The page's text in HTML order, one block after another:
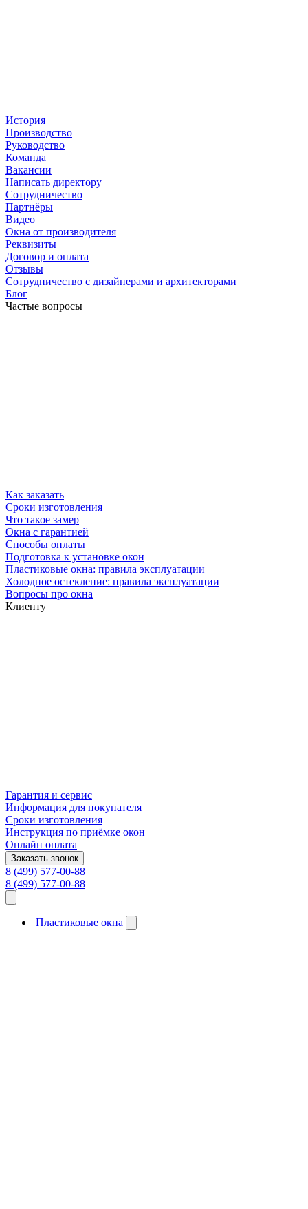
История
Производство
Руководство
Команда
Вакансии
Написать директору
Сотрудничество
Партнёры
Видео
Окна от производителя
Реквизиты
Договор и оплата
Отзывы
Сотрудничество с дизайнерами и архитекторами
Блог
Частые вопросы
Как заказать
Сроки изготовления
Что такое замер
Окна с гарантией
Способы оплаты
Подготовка к установке окон
Пластиковые окна: правила эксплуатации
Холодное остекление: правила эксплуатации
Вопросы про окна
Клиенту
Гарантия и сервис
Информация для покупателя
Сроки изготовления
Инструкция по приёмке окон
Онлайн оплата
Заказать звонок
8 (499) 577-00-88
8 (499) 577-00-88
Пластиковые окна